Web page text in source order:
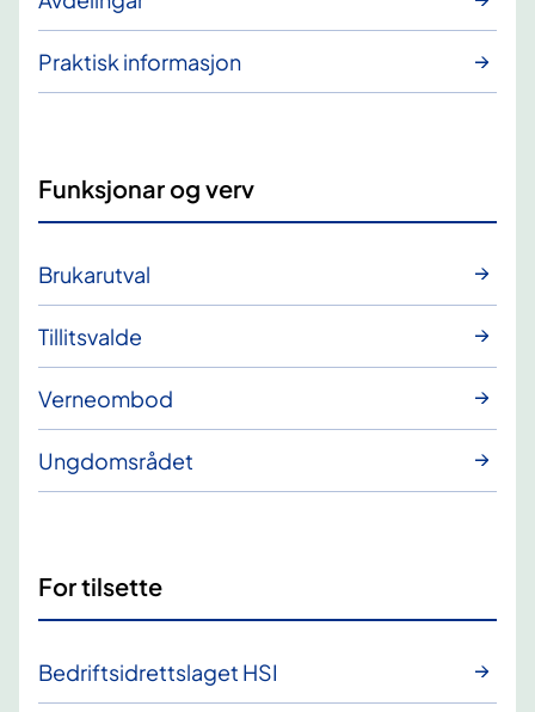
Praktisk informasjon
Funksjonar og verv
Brukarutval
Tillitsvalde
Verneombod
Ungdomsrådet
For tilsette
Bedriftsidrettslaget HSI